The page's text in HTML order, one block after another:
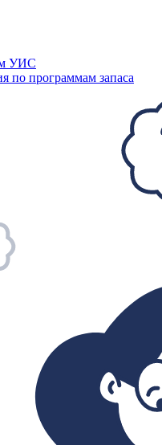
УИС
по программам запаса